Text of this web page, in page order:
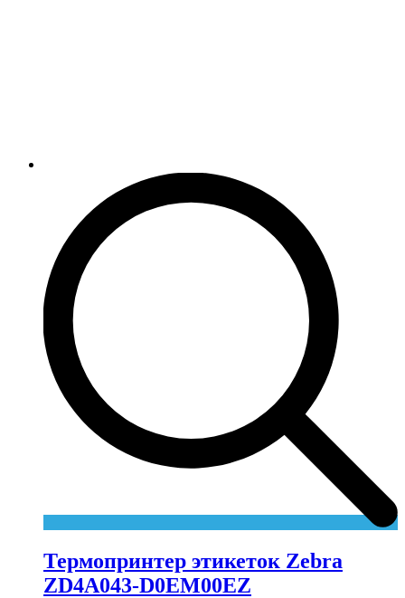
Термопринтер этикеток Zebra
ZD4A043-D0EM00EZ